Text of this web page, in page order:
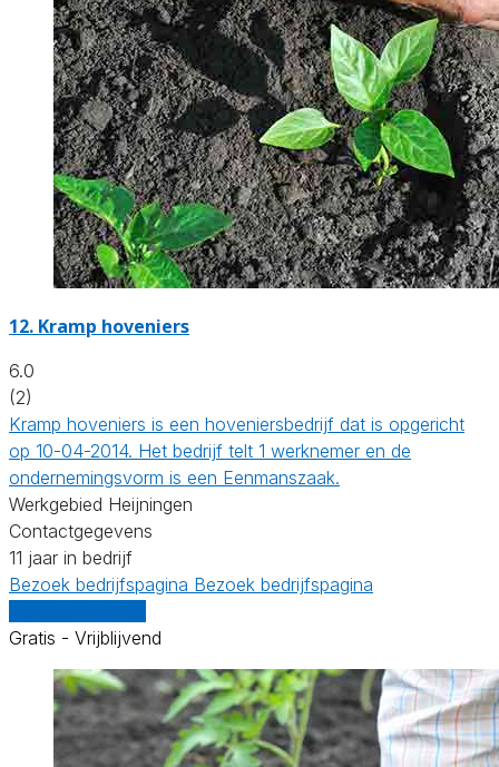
12. Kramp hoveniers
6.0
(2)
Kramp hoveniers is een hoveniersbedrijf dat is opgericht
op 10-04-2014. Het bedrijf telt 1 werknemer en de
ondernemingsvorm is een Eenmanszaak.
Werkgebied Heijningen
Contactgegevens
11 jaar in bedrijf
Bezoek bedrijfspagina Bezoek bedrijfspagina
Gratis - Vrijblijvend